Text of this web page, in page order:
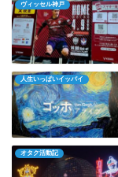
ヴィッセル神戸
人生いっぱいイッパイ
オタク活動記